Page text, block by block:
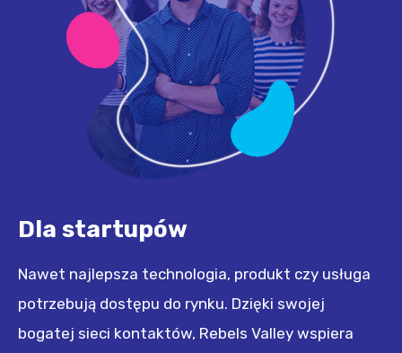
Dla startupów
Nawet najlepsza technologia, produkt czy usługa
potrzebują dostępu do rynku. Dzięki swojej
bogatej sieci kontaktów, Rebels Valley wspiera